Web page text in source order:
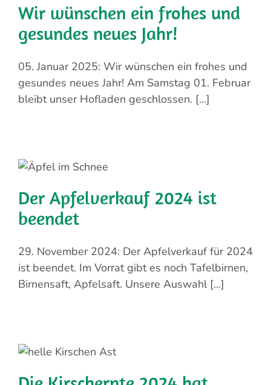
Wir wünschen ein frohes und
gesundes neues Jahr!
05. Januar 2025: Wir wünschen ein frohes und
gesundes neues Jahr! Am Samstag 01. Februar
bleibt unser Hofladen geschlossen. [...]
Der Apfelverkauf 2024 ist
beendet
29. November 2024: Der Apfelverkauf für 2024
ist beendet. Im Vorrat gibt es noch Tafelbirnen,
Birnensaft, Apfelsaft. Unsere Auswahl [...]